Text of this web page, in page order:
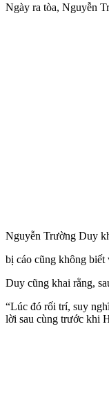
Ngày ra tòa, Nguyễn
Nguyễn Trường Duy
bị cáo cũng không biết
Duy cũng khai rằng,
“Lúc đó rối trí, suy
lời sau cùng trước khi